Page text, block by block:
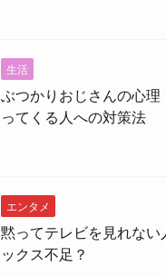
生活
ぶつかりおじさんの心
ってくる人への対策法
エンタメ
黙ってテレビを見れない
ックス不足？